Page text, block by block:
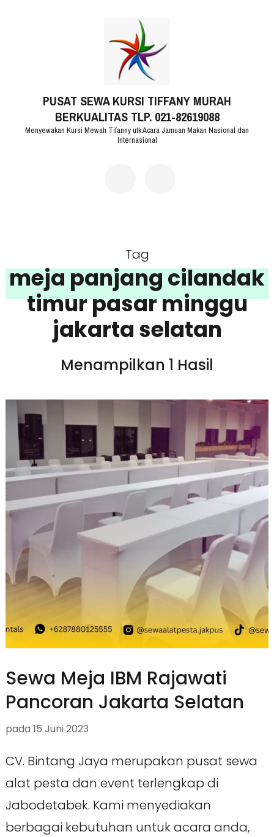
PUSAT SEWA KURSI TIFFANY MURAH
BERKUALITAS TLP. 021-82619088
Menyewakan Kursi Mewah Tifanny utk Acara Jamuan Makan Nasional dan
Internasional
Tag
meja panjang cilandak
timur pasar minggu
jakarta selatan
Menampilkan 1 Hasil
Sewa Meja IBM Rajawati
Pancoran Jakarta Selatan
pada 15 Juni 2023
CV. Bintang Jaya merupakan pusat sewa
alat pesta dan event terlengkap di
Jabodetabek. Kami menyediakan
berbagai kebutuhan untuk acara anda,